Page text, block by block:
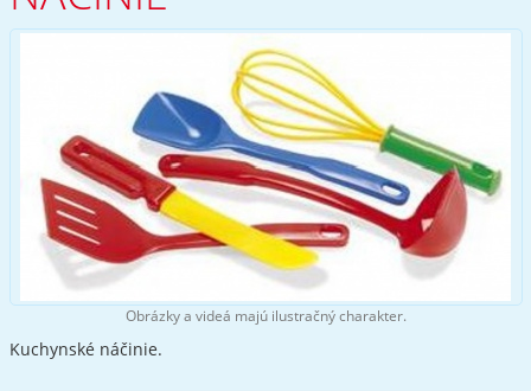
Obrázky a videá majú ilustračný charakter.
Kuchynské náčinie.